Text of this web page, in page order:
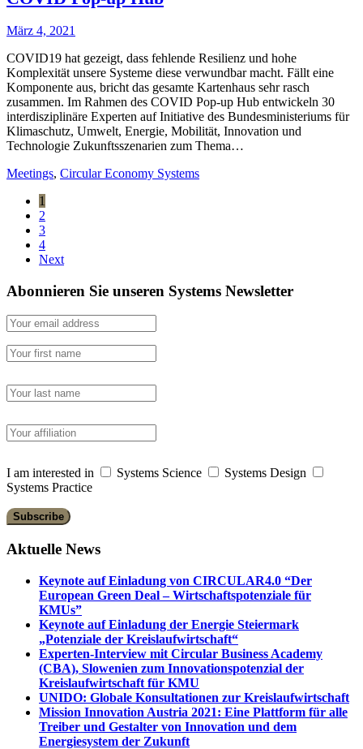
März 4, 2021
COVID19 hat gezeigt, dass fehlende Resilienz und hohe
Komplexität unsere Systeme diese verwundbar macht. Fällt eine
Komponente aus, bricht das gesamte Kartenhaus sehr rasch
zusammen. Im Rahmen des COVID Pop-up Hub entwickeln 30
interdisziplinäre Experten auf Initiative des Bundesministeriums für
Klimaschutz, Umwelt, Energie, Mobilität, Innovation und
Technologie Zukunftsszenarien zum Thema…
Meetings, Circular Economy Systems
1
2
3
4
Next
Abonnieren Sie unseren Systems Newsletter
I am interested in Systems Science
Systems Design
Systems Practice
Aktuelle News
Keynote auf Einladung von CIRCULAR4.0 “Der
European Green Deal – Wirtschaftspotenziale für
KMUs”
Keynote auf Einladung der Energie Steiermark
„Potenziale der Kreislaufwirtschaft“
Experten-Interview mit Circular Business Academy
(CBA), Slowenien zum Innovationspotenzial der
Kreislaufwirtschaft für KMU
UNIDO: Globale Konsultationen zur Kreislaufwirtschaft
Mission Innovation Austria 2021: Eine Plattform für alle
Treiber und Gestalter von Innovation und dem
Energiesystem der Zukunft